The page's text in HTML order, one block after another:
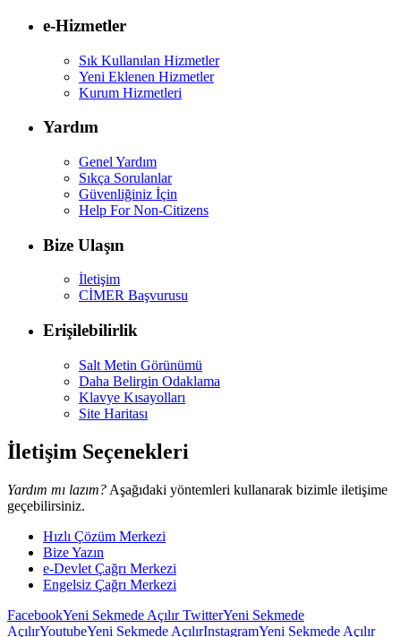
e-Hizmetler
Sık Kullanılan Hizmetler
Yeni Eklenen Hizmetler
Kurum Hizmetleri
Yardım
Genel Yardım
Sıkça Sorulanlar
Güvenliğiniz İçin
Help For Non-Citizens
Bize Ulaşın
İletişim
CİMER Başvurusu
Erişilebilirlik
Salt Metin Görünümü
Daha Belirgin Odaklama
Klavye Kısayolları
Site Haritası
İletişim Seçenekleri
Yardım mı lazım? Aşağıdaki yöntemleri kullanarak bizimle iletişime
geçebilirsiniz.
Hızlı Çözüm Merkezi
Bize Yazın
e-Devlet Çağrı Merkezi
Engelsiz Çağrı Merkezi
FacebookYeni Sekmede AçılırTwitterYeni Sekmede
AçılırYoutubeYeni Sekmede AçılırInstagramYeni Sekmede Açılır